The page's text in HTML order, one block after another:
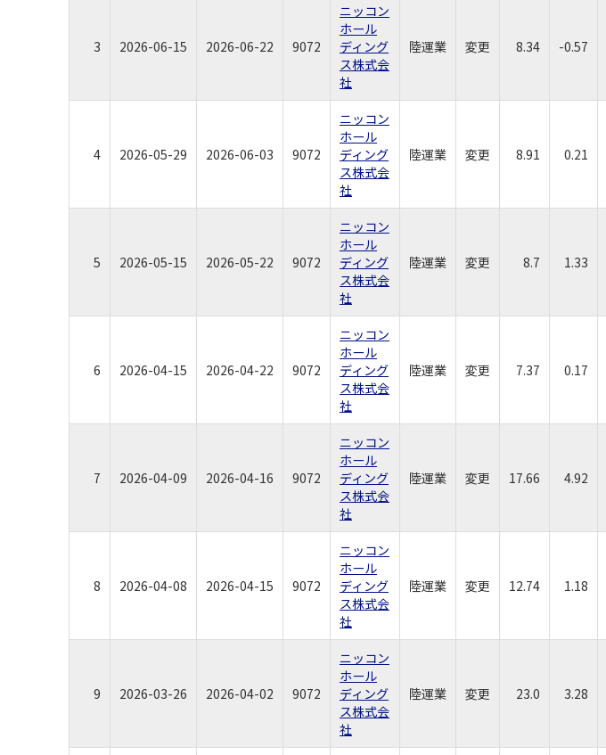
3 2026-06-15 2026-06-22 9072
ニッコン
ホール
ディング
ス株式会
社
陸運業 変更 8.34 -0.57
4 2026-05-29 2026-06-03 9072
ニッコン
ホール
ディング
ス株式会
社
陸運業 変更 8.91 0.21
5 2026-05-15 2026-05-22 9072
ニッコン
ホール
ディング
ス株式会
社
陸運業 変更 8.7 1.33
6 2026-04-15 2026-04-22 9072
ニッコン
ホール
ディング
ス株式会
社
陸運業 変更 7.37 0.17
7 2026-04-09 2026-04-16 9072
ニッコン
ホール
ディング
ス株式会
社
陸運業 変更 17.66 4.92
8 2026-04-08 2026-04-15 9072
ニッコン
ホール
ディング
ス株式会
社
陸運業 変更 12.74 1.18
9 2026-03-26 2026-04-02 9072
ニッコン
ホール
ディング
ス株式会
社
陸運業 変更 23.0 3.28